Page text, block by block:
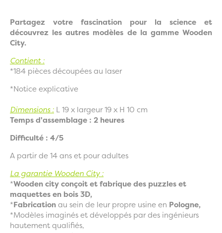
Partagez votre fascination pour la science et
découvrez les autres modèles de la gamme Wooden
City.
Contient :
*184 pièces découpées au laser
*Notice explicative
Dimensions : L19 x largeur 19 x H 10 cm
Temps d'assemblage : 2 heures
Difficulté : 4/5
A partir de 14 ans et pour adultes
La garantie Wooden City :
*Wooden city conçoit et fabrique des puzzles et
maquettes en bois 3D,
*Fabricationau sein de leur propre usine en Pologne,
*Modèles imaginés et développés par des ingénieurs
hautement qualifiés,